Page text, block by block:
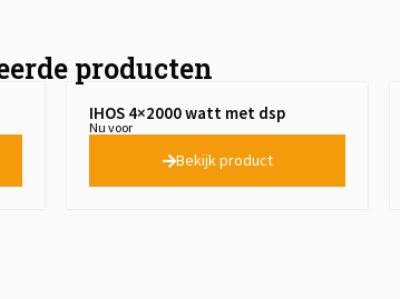
producten
IHOS 4×2000 watt met dsp
Nu voor
Bekijk product